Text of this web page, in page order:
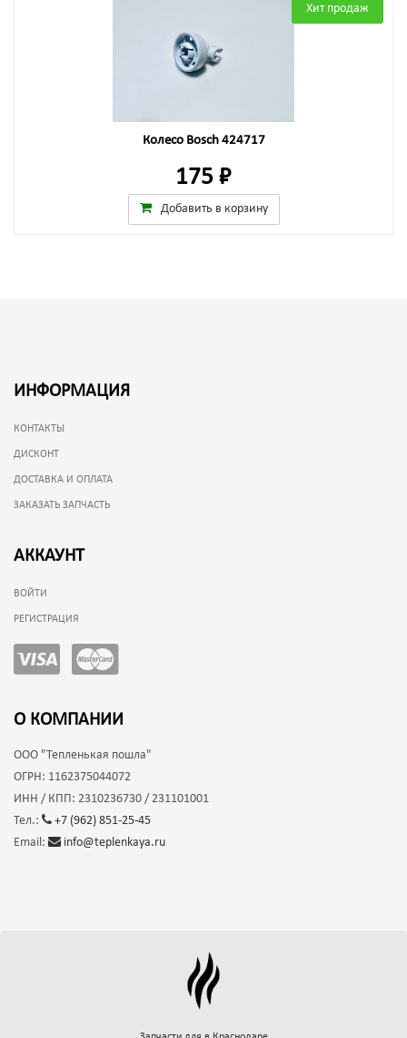
Хит продаж
Колесо Bosch 424717
175 ₽
Добавить в корзину
ИНФОРМАЦИЯ
КОНТАКТЫ
ДИСКОНТ
ДОСТАВКА И ОПЛАТА
ЗАКАЗАТЬ ЗАПЧАСТЬ
АККАУНТ
ВОЙТИ
РЕГИСТРАЦИЯ
О КОМПАНИИ
ООО "Тепленькая пошла"
ОГРН: 1162375044072
ИНН / КПП: 2310236730 / 231101001
Тел.:
+7 (962) 851-25-45
Email:
info@teplenkaya.ru